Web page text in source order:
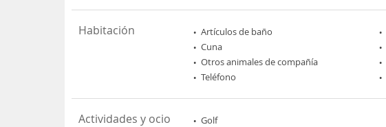
Habitación Artículos de baño
Cuna
Otros animales de compañía
Teléfono
Actividades y ocio Golf